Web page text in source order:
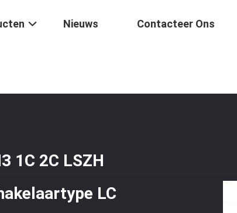
Nieuws Contacteer Ons
1C 2C LSZH
LC